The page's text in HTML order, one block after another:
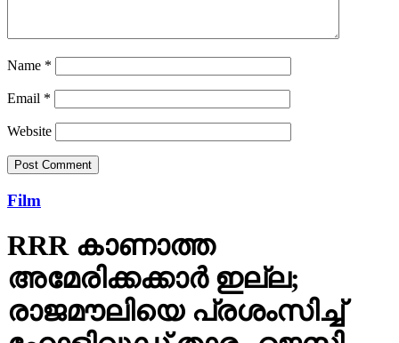
Name *
Email *
Website
Film
RRR കാണാത്ത
അമേരിക്കക്കാര്‍ ഇല്ല;
രാജമൗലിയെ പ്രശംസിച്ച്